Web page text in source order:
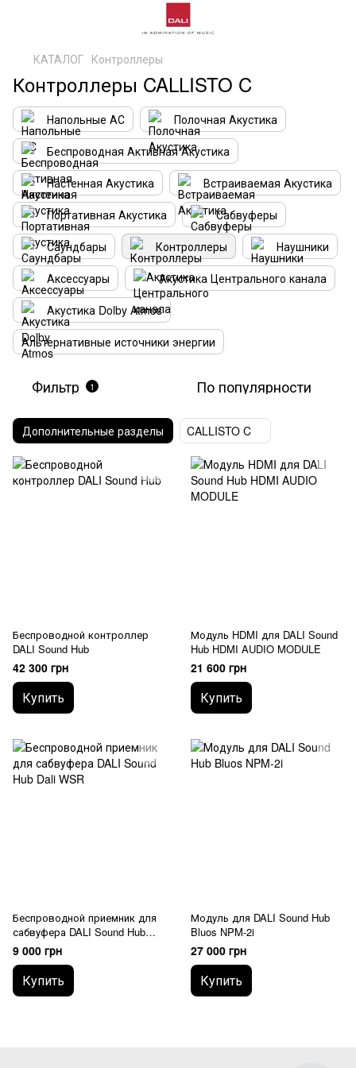
КАТАЛОГ Контроллеры
Контроллеры CALLISTO C
Напольные АС
Полочная Акустика
Беспроводная Активная Акустика
Настенная Акустика
Встраиваемая Акустика
Портативная Акустика
Сабвуферы
Саундбары
Контроллеры
Наушники
Аксессуары
Акустика Центрального канала
Акустика Dolby Atmos
Альтернативные источники энергии
Фильтр 1 По популярности
Дополнительные разделы CALLISTO C
Беспроводной контроллер
DALI Sound Hub
42 300 грн
Купить
Модуль HDMI для DALI Sound
Hub HDMI AUDIO MODULE
21 600 грн
Купить
Беспроводной приемник для
сабвуфера DALI Sound Hub
Dali WSR
9 000 грн
Купить
Модуль для DALI Sound Hub
Bluos NPM-2i
27 000 грн
Купить